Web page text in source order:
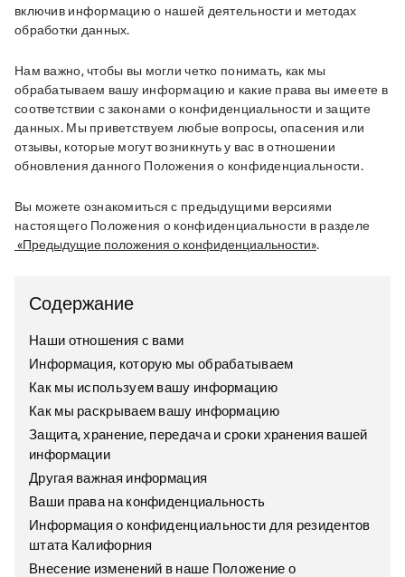
включив информацию о нашей деятельности и методах
обработки данных.
Нам важно, чтобы вы могли четко понимать, как мы
обрабатываем вашу информацию и какие права вы имеете в
соответствии с законами о конфиденциальности и защите
данных. Мы приветствуем любые вопросы, опасения или
отзывы, которые могут возникнуть у вас в отношении
обновления данного Положения о конфиденциальности.
Вы можете ознакомиться с предыдущими версиями
настоящего Положения о конфиденциальности в разделе
«Предыдущие положения о конфиденциальности».
Содержание
Наши отношения с вами
Информация, которую мы обрабатываем
Как мы используем вашу информацию
Как мы раскрываем вашу информацию
Защита, хранение, передача и сроки хранения вашей
информации
Другая важная информация
Ваши права на конфиденциальность
Информация о конфиденциальности для резидентов
штата Калифорния
Внесение изменений в наше Положение о